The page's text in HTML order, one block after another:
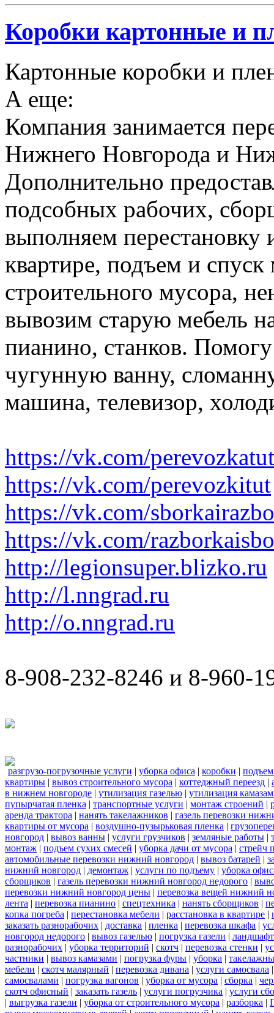
Коробки картонные и
Картонные коробки и
А еще:
Компания занимается
Нижнего Новгорода и
Дополнительно
подсобных рабочих,
выполняем перестановку
квартире, подъем и спуск
строительного мусора,
вывозим старую мебель
пианино, станков.
чугунную ванну,
машина, телевизор,
https://vk.com/perevozkatut
https://vk.com/perevozkitut
https://vk.com/
https://vk.com/
http://legionsuper.blizko.ru
http://l.nngrad.ru
http://o.nngrad.ru
8-908-232-8246 и 8-960-
разгрузо-погрузочные услуги | уборка офиса | коробки |
квартиры | вывоз строительного мусора | коттеджный переезд |
в нижнем новгороде | утилизация газелью | утилизация
пупырчатая пленка | транспортные услуги | монтаж строений |
аренда трактора | нанять такелажников | газель перевозки
квартиры от мусора | воздушно-пузырьковая пленка |
новгород | вывоз ванны | услуги грузчиков | земляные работы |
монтаж | подъем сухих смесей | уборка дачи от мусора | стрейч
автомобильные перевозки нижний новгород | вывоз батарей |
нижний новгород | демонтаж | услуги по подъему | уборка
сборщиков | газель перевозки нижний новгород недорого |
перевозки нижний новгород цены | перевозка вещей нижний
лента | перевозка пианино | спецтехника | нанять сборщиков |
копка погреба | перестановка мебели | расстановка в квартире |
заказать разнорабочих | доставка | пленка | перевозка шкафа |
новгород недорого | вывоз газелью | погрузка газели |
разнорабочих | уборка территорий | скотч | перевозка стенки |
частники | вывоз камазами | погрузка фуры | уборка |
мебели | скотч малярный | перевозка дивана | услуги самосвала
самосвалами | погрузка вагонов | уборка от мусора | сборка |
скотч офисный | заказать газель | услуги погрузчика | услуги
| выгрузка газели | уборка от строительного мусора | разборка |